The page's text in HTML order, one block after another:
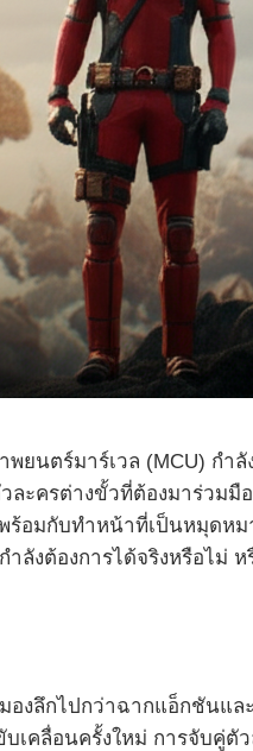
ยนตร์มาร์เวล (MCU) กำลั
ะครต่างขั้วที่ต้องมาร่วม
ร้อมกับทำหน้าที่เป็นหมุดห
ลังต้องการได้จริงหรือไม่
องลึกไปกว่าฉากแอ็กชันแ
เคลื่อนครั้งใหม่ การจับคู่